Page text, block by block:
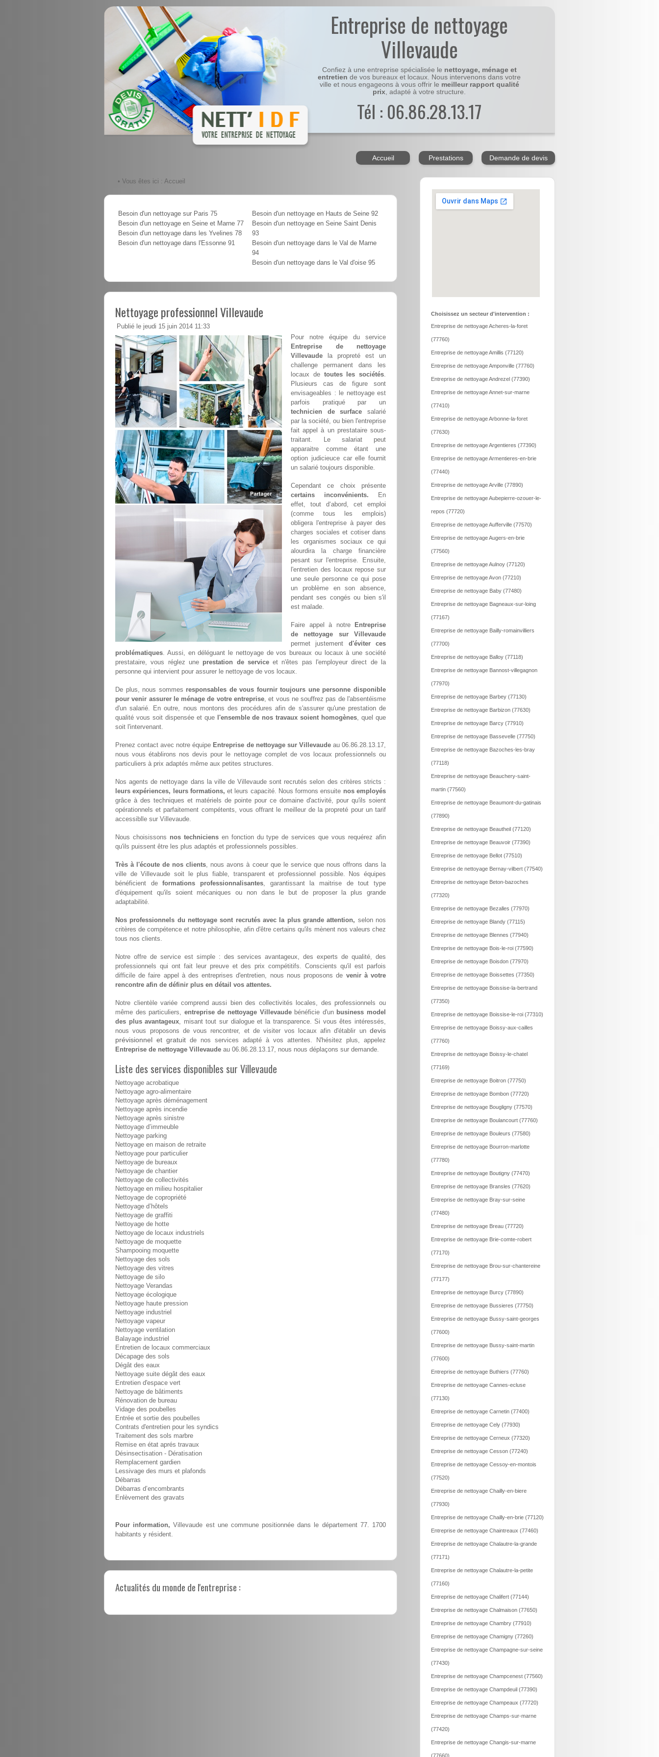
Entreprise de nettoyage
Villevaude
Confiez à une entreprise spécialisée le nettoyage, ménage et
entretien de vos bureaux et locaux. Nous intervenons dans votre
ville et nous engageons à vous offrir le meilleur rapport qualité
prix, adapté à votre structure.
Tél : 06.86.28.13.17
Accueil Prestations Demande de devis
• Vous êtes ici : Accueil
Besoin d'un nettoyage sur Paris 75
Besoin d'un nettoyage en Seine et Marne 77
Besoin d'un nettoyage dans les Yvelines 78
Besoin d'un nettoyage dans l'Essonne 91
Besoin d'un nettoyage en Hauts de Seine 92
Besoin d'un nettoyage en Seine Saint Denis
93
Besoin d'un nettoyage dans le Val de Marne
94
Besoin d'un nettoyage dans le Val d'oise 95
Nettoyage professionnel Villevaude
Publié le jeudi 15 juin 2014 11:33
Pour notre équipe du service
Entreprise de nettoyage
Villevaude la propreté est un
challenge permanent dans les
locaux de toutes les sociétés.
Plusieurs cas de figure sont
envisageables : le nettoyage est
parfois pratiqué par un
technicien de surface salarié
par la société, ou bien l'entreprise
fait appel à un prestataire sous-
traitant. Le salariat peut
apparaitre comme étant une
option judicieuce car elle fournit
un salarié toujours disponible.
Cependant ce choix présente
certains inconvénients. En
effet, tout d‘abord, cet emploi
(comme tous les emplois)
obligera l'entreprise à payer des
charges sociales et cotiser dans
les organismes sociaux ce qui
alourdira la charge financière
pesant sur l'entreprise. Ensuite,
l'entretien des locaux repose sur
une seule personne ce qui pose
un problème en son absence,
pendant ses congés ou bien s'il
est malade.
Faire appel à notre
Entreprise
de nettoyage sur Villevaude
permet justement d'éviter ces
problématiques. Aussi, en déléguant le nettoyage de vos bureaux ou locaux à une société
prestataire, vous réglez une prestation de serviceet n'êtes pas l'employeur direct de la
personne qui intervient pour assurer le nettoyage de vos locaux.
De plus, nous sommes responsables de vous fournir toujours une personne disponible
pour venir assurer le ménage de votre entreprise, et vous ne souffrez pas de l'absentéisme
d'un salarié. En outre, nous montons des procédures afin de s'assurer qu'une prestation de
qualité vous soit dispensée et que l'ensemble de nos travaux soient homogènes, quel que
soit l'intervenant.
Prenez contact avec notre équipe Entreprise de nettoyage sur Villevaudeau 06.86.28.13.17,
nous vous établirons nos devis pour le nettoyage complet de vos locaux professionnels ou
particuliers à prix adaptés même aux petites structures.
Nos agents de nettoyage dans la ville de Villevaude sont recrutés selon des critères stricts :
leurs expériences, leurs formations, et leurs capacité. Nous formons ensuite nos employés
grâce à des techniques et matériels de pointe pour ce domaine d'activité, pour qu'ils soient
opérationnels et parfaitement compétents, vous offrant le meilleur de la propreté pour un tarif
accessiblle sur Villevaude.
Nous choisissons nos techniciensen fonction du type de services que vous requérez afin
qu'ils puissent être les plus adaptés et professionnels possibles.
Très à l'écoute de nos clients, nous avons à coeur que le service que nous offrons dans la
ville de Villevaude soit le plus fiable, transparent et professionnel possible. Nos équipes
bénéficient deformations professionnalisantes, garantissant la maitrise de tout type
d'équipement qu'ils soient mécaniques ou non dans le but de proposer la plus grande
adaptabilité.
Nos professionnels du nettoyage sont recrutés avec la plus grande attention, selon nos
critères de compétence et notre philosophie, afin d'être certains qu'ils mènent nos valeurs chez
tous nos clients.
Notre offre de service est simple : des services avantageux, des experts de qualité, des
professionnels qui ont fait leur preuve et des prix compétitifs. Conscients qu'il est parfois
difficile de faire appel à des entreprises d'entretien, nous nous proposons de venir à votre
rencontre afin de définir plus en détail vos attentes.
Notre clientèle variée comprend aussi bien des collectivités locales, des professionnels ou
même des particuliers, entreprise de nettoyage Villevaudebénéficie d'un business model
des plus avantageux, misant tout sur dialogue et la transparence. Si vous êtes intéressés,
nous vous proposons de vous rencontrer, et de visiter vos locaux afin d'établir un devis
prévisionnel et gratuit de nos services adapté à vos attentes. N'hésitez plus, appelez
Entreprise de nettoyage Villevaude au 06.86.28.13.17, nous nous déplaçons sur demande.
Liste des services disponibles sur Villevaude
Nettoyage acrobatique
Nettoyage agro-alimentaire
Nettoyage après déménagement
Nettoyage après incendie
Nettoyage après sinistre
Nettoyage d’immeuble
Nettoyage parking
Nettoyage en maison de retraite
Nettoyage pour particulier
Nettoyage de bureaux
Nettoyage de chantier
Nettoyage de collectivités
Nettoyage en milieu hospitalier
Nettoyage de copropriété
Nettoyage d’hôtels
Nettoyage de graffiti
Nettoyage de hotte
Nettoyage de locaux industriels
Nettoyage de moquette
Shampooing moquette
Nettoyage des sols
Nettoyage des vitres
Nettoyage de silo
Nettoyage Verandas
Nettoyage écologique
Nettoyage haute pression
Nettoyage industriel
Nettoyage vapeur
Nettoyage ventilation
Balayage industriel
Entretien de locaux commerciaux
Décapage des sols
Dégât des eaux
Nettoyage suite dégât des eaux
Entretien d'espace vert
Nettoyage de bâtiments
Rénovation de bureau
Vidage des poubelles
Entrée et sortie des poubelles
Contrats d'entretien pour les syndics
Traitement des sols marbre
Remise en état aprés travaux
Désinsectisation - Dératisation
Remplacement gardien
Lessivage des murs et plafonds
Débarras
Débarras d’encombrants
Enlèvement des gravats
Pour information, Villevaude est une commune positionnée dans le département 77. 1700
habitants y résident.
Actualités du monde de l'entreprise :
Choisissez un secteur d'intervention :
Entreprise de nettoyage Acheres-la-foret
(77760)
Entreprise de nettoyage Amillis (77120)
Entreprise de nettoyage Amponville (77760)
Entreprise de nettoyage Andrezel (77390)
Entreprise de nettoyage Annet-sur-marne
(77410)
Entreprise de nettoyage Arbonne-la-foret
(77630)
Entreprise de nettoyage Argentieres (77390)
Entreprise de nettoyage Armentieres-en-brie
(77440)
Entreprise de nettoyage Arville (77890)
Entreprise de nettoyage Aubepierre-ozouer-le-
repos (77720)
Entreprise de nettoyage Aufferville (77570)
Entreprise de nettoyage Augers-en-brie
(77560)
Entreprise de nettoyage Aulnoy (77120)
Entreprise de nettoyage Avon (77210)
Entreprise de nettoyage Baby (77480)
Entreprise de nettoyage Bagneaux-sur-loing
(77167)
Entreprise de nettoyage Bailly-romainvilliers
(77700)
Entreprise de nettoyage Balloy (77118)
Entreprise de nettoyage Bannost-villegagnon
(77970)
Entreprise de nettoyage Barbey (77130)
Entreprise de nettoyage Barbizon (77630)
Entreprise de nettoyage Barcy (77910)
Entreprise de nettoyage Bassevelle (77750)
Entreprise de nettoyage Bazoches-les-bray
(77118)
Entreprise de nettoyage Beauchery-saint-
martin (77560)
Entreprise de nettoyage Beaumont-du-gatinais
(77890)
Entreprise de nettoyage Beautheil (77120)
Entreprise de nettoyage Beauvoir (77390)
Entreprise de nettoyage Bellot (77510)
Entreprise de nettoyage Bernay-vilbert (77540)
Entreprise de nettoyage Beton-bazoches
(77320)
Entreprise de nettoyage Bezalles (77970)
Entreprise de nettoyage Blandy (77115)
Entreprise de nettoyage Blennes (77940)
Entreprise de nettoyage Bois-le-roi (77590)
Entreprise de nettoyage Boisdon (77970)
Entreprise de nettoyage Boissettes (77350)
Entreprise de nettoyage Boissise-la-bertrand
(77350)
Entreprise de nettoyage Boissise-le-roi (77310)
Entreprise de nettoyage Boissy-aux-cailles
(77760)
Entreprise de nettoyage Boissy-le-chatel
(77169)
Entreprise de nettoyage Boitron (77750)
Entreprise de nettoyage Bombon (77720)
Entreprise de nettoyage Bougligny (77570)
Entreprise de nettoyage Boulancourt (77760)
Entreprise de nettoyage Bouleurs (77580)
Entreprise de nettoyage Bourron-marlotte
(77780)
Entreprise de nettoyage Boutigny (77470)
Entreprise de nettoyage Bransles (77620)
Entreprise de nettoyage Bray-sur-seine
(77480)
Entreprise de nettoyage Breau (77720)
Entreprise de nettoyage Brie-comte-robert
(77170)
Entreprise de nettoyage Brou-sur-chantereine
(77177)
Entreprise de nettoyage Burcy (77890)
Entreprise de nettoyage Bussieres (77750)
Entreprise de nettoyage Bussy-saint-georges
(77600)
Entreprise de nettoyage Bussy-saint-martin
(77600)
Entreprise de nettoyage Buthiers (77760)
Entreprise de nettoyage Cannes-ecluse
(77130)
Entreprise de nettoyage Carnetin (77400)
Entreprise de nettoyage Cely (77930)
Entreprise de nettoyage Cerneux (77320)
Entreprise de nettoyage Cesson (77240)
Entreprise de nettoyage Cessoy-en-montois
(77520)
Entreprise de nettoyage Chailly-en-biere
(77930)
Entreprise de nettoyage Chailly-en-brie (77120)
Entreprise de nettoyage Chaintreaux (77460)
Entreprise de nettoyage Chalautre-la-grande
(77171)
Entreprise de nettoyage Chalautre-la-petite
(77160)
Entreprise de nettoyage Chalifert (77144)
Entreprise de nettoyage Chalmaison (77650)
Entreprise de nettoyage Chambry (77910)
Entreprise de nettoyage Chamigny (77260)
Entreprise de nettoyage Champagne-sur-seine
(77430)
Entreprise de nettoyage Champcenest (77560)
Entreprise de nettoyage Champdeuil (77390)
Entreprise de nettoyage Champeaux (77720)
Entreprise de nettoyage Champs-sur-marne
(77420)
Entreprise de nettoyage Changis-sur-marne
(77660)